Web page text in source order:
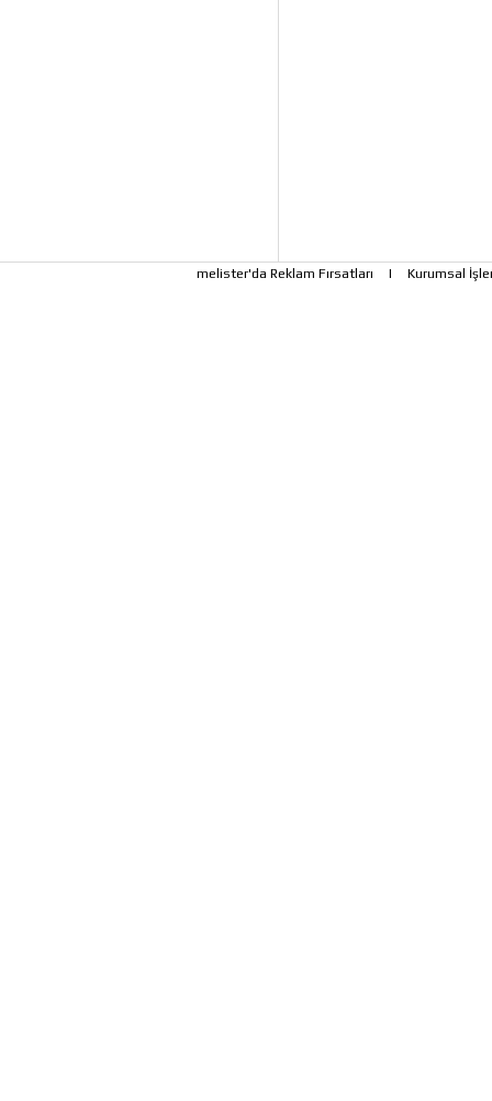
melister'da Reklam Fırsatları | Kurumsal